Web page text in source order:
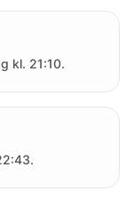
kl. 21:10.